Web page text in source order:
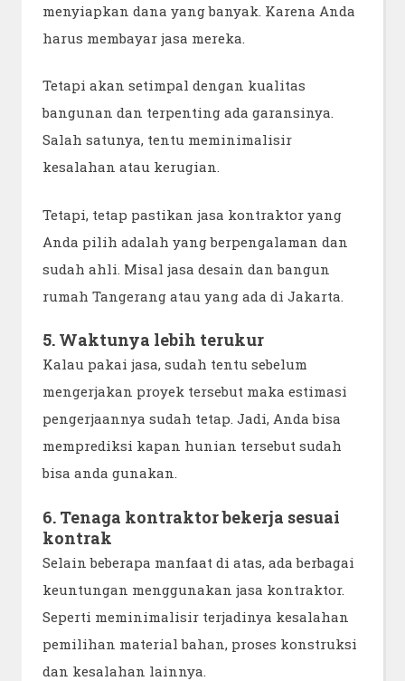
menyiapkan dana yang banyak. Karena Anda
harus membayar jasa mereka.
Tetapi akan setimpal dengan kualitas
bangunan dan terpenting ada garansinya.
Salah satunya, tentu meminimalisir
kesalahan atau kerugian.
Tetapi, tetap pastikan jasa kontraktor yang
Anda pilih adalah yang berpengalaman dan
sudah ahli. Misal jasa desain dan bangun
rumah Tangerang atau yang ada di Jakarta.
5. Waktunya lebih terukur
Kalau pakai jasa, sudah tentu sebelum
mengerjakan proyek tersebut maka estimasi
pengerjaannya sudah tetap. Jadi, Anda bisa
memprediksi kapan hunian tersebut sudah
bisa anda gunakan.
6. Tenaga kontraktor bekerja sesuai
kontrak
Selain beberapa manfaat di atas, ada berbagai
keuntungan menggunakan jasa kontraktor.
Seperti meminimalisir terjadinya kesalahan
pemilihan material bahan, proses konstruksi
dan kesalahan lainnya.